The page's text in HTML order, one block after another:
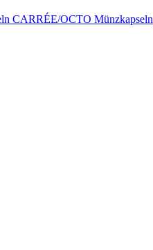
CARRÉE/OCTO Münzkapseln